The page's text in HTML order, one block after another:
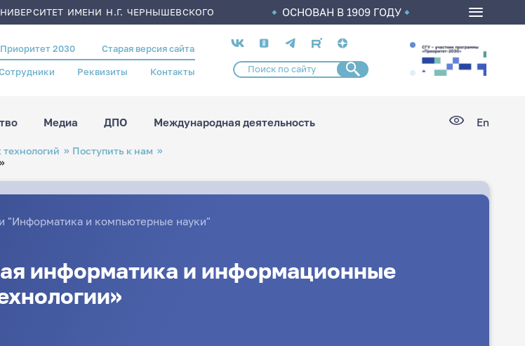
ИМЕНИ Н.Г. ЧЕРНЫШЕВСКОГО ОСНОВАН В 1909 ГОДУ
Приоритет 2030 Старая версия сайта
Реквизиты Контакты
Социальные
сети
Медиа ДПО Международная деятельность En
Поступить к нам
"Информатика и компьютерные науки"
информатика и информационные